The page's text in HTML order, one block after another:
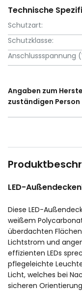
Technische
Schutzart:
Schutzklasse:
Anschlussspannung
Angaben zum
zuständigen Person
LED-
Diese LED-
weißem
überdachten
Lichtstrom und
effizienten LEDs
pflegeleichte
Licht, welches bei
sicheren